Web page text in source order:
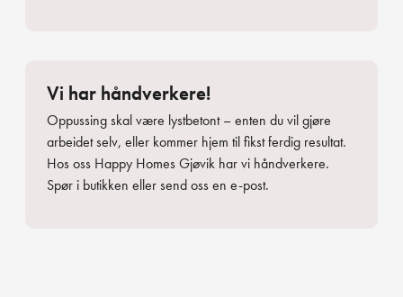
Vi har håndverkere!
Oppussing skal være lystbetont – enten du vil gjøre
arbeidet selv, eller kommer hjem til fikst ferdig resultat.
Hos oss Happy Homes Gjøvik har vi håndverkere.
Spør i butikken eller send oss en e-post.